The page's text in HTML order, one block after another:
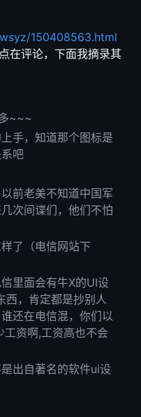
150408563.html
在评论，下面我摘录其
~~~
手，知道那个图标是
吧
前老美不知道中国军
次间谍们，他们不怕
了（电信网站下
里面会有牛X的UI设
西，肯定都是抄别人
还在电信混，你们以
资啊,工资高也不会
出自著名的软件ui设